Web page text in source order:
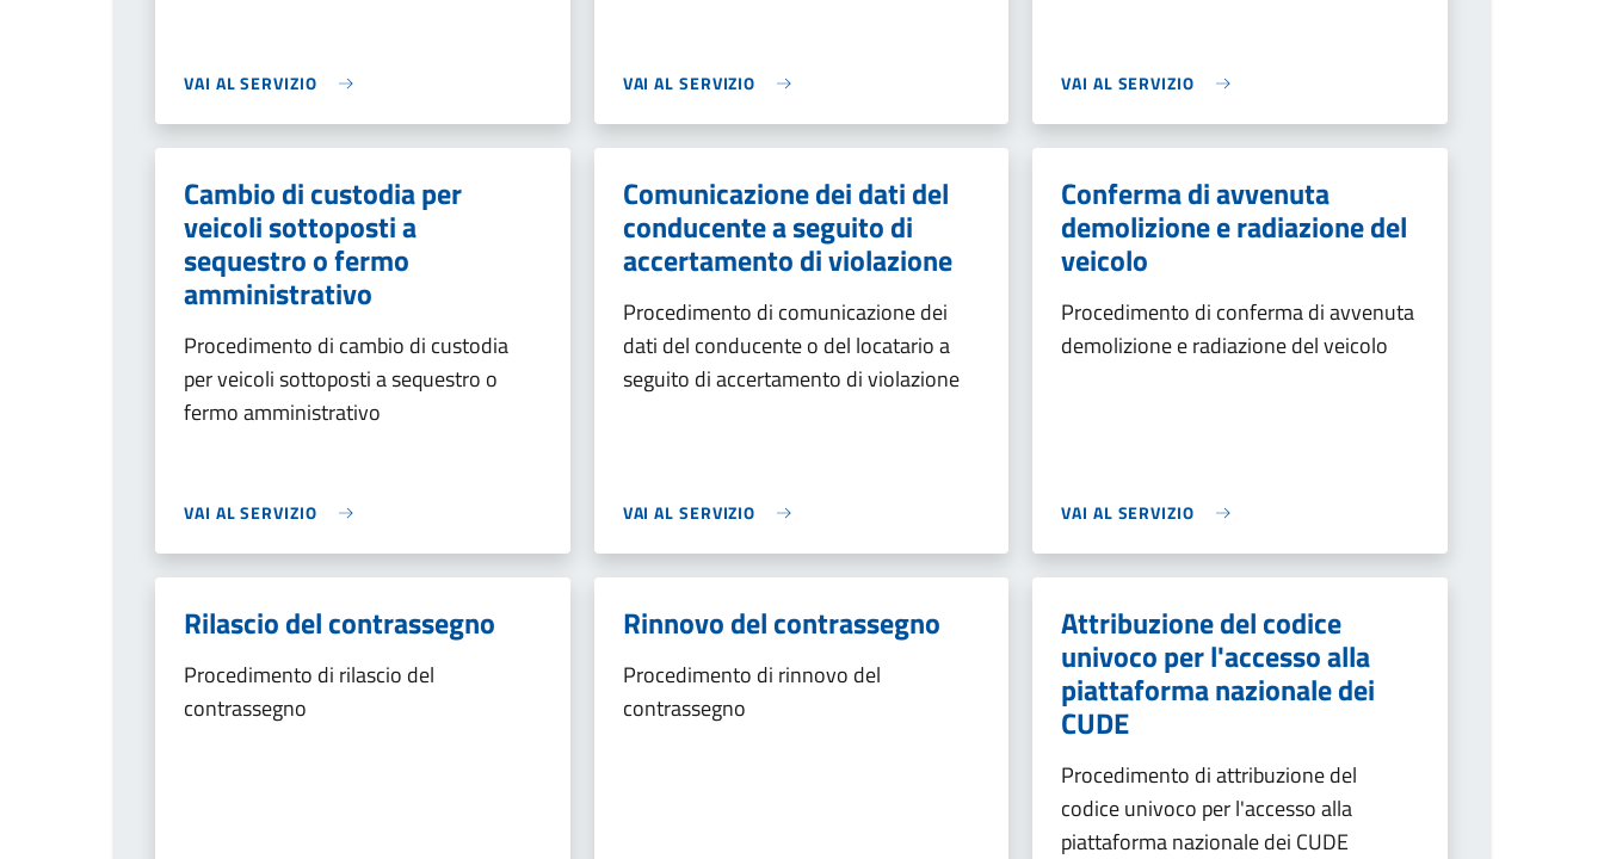
VAI AL SERVIZIO VAI AL SERVIZIO VAI AL SERVIZIO
Cambio di custodia per
veicoli sottoposti a
sequestro o fermo
amministrativo
Procedimento di cambio di custodia
per veicoli sottoposti a sequestro o
fermo amministrativo
VAI AL SERVIZIO
Comunicazione dei dati del
conducente a seguito di
accertamento di violazione
Procedimento di comunicazione dei
dati del conducente o del locatario a
seguito di accertamento di violazione
VAI AL SERVIZIO
Conferma di avvenuta
demolizione e radiazione del
veicolo
Procedimento di conferma di avvenuta
demolizione e radiazione del veicolo
VAI AL SERVIZIO
Rilascio del contrassegno
Procedimento di rilascio del
contrassegno
Rinnovo del contrassegno
Procedimento di rinnovo del
contrassegno
Attribuzione del codice
univoco per l'accesso alla
piattaforma nazionale dei
CUDE
Procedimento di attribuzione del
codice univoco per l'accesso alla
piattaforma nazionale dei CUDE